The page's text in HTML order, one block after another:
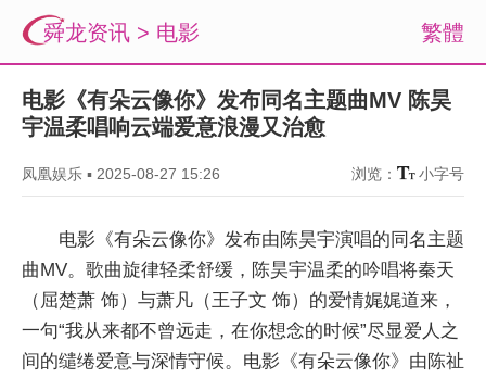
繁體
舜龙资讯 > 电影
电影《有朵云像你》发布同名主题曲MV 陈昊
宇温柔唱响云端爱意浪漫又治愈
凤凰娱乐 ▪ 2025-08-27 15:26 浏览： 小字号
电影《有朵云像你》发布由陈昊宇演唱的同名主题
曲MV。歌曲旋律轻柔舒缓，陈昊宇温柔的吟唱将秦天
（屈楚萧 饰）与萧凡（王子文 饰）的爱情娓娓道来，
一句“我从来都不曾远走，在你想念的时候”尽显爱人之
间的缱绻爱意与深情守候。电影《有朵云像你》由陈祉